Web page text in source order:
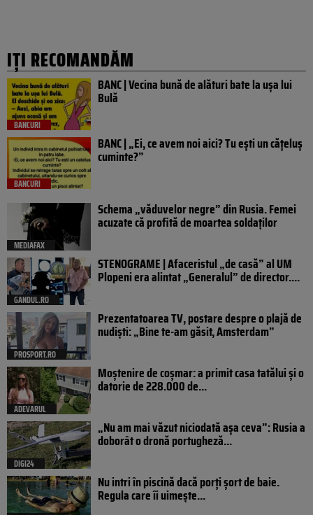
IȚI RECOMANDĂM
BANCURI
BANC | Vecina bună de alături bate la ușa lui
Bulă
BANCURI
BANC | „Ei, ce avem noi aici? Tu ești un cățeluș
cuminte?”
MEDIAFAX
Schema „văduvelor negre” din Rusia. Femei
acuzate că profită de moartea soldaților
GANDUL.RO
STENOGRAME | Afaceristul „de casă” al UM
Plopeni era alintat „Generalul” de director....
PROSPORT.RO
Prezentatoarea TV, postare despre o plajă de
nudiști: „Bine te-am găsit, Amsterdam”
ADEVARUL
Moștenire de coșmar: a primit casa tatălui și o
datorie de 228.000 de...
DIGI24
„Nu am mai văzut niciodată așa ceva”: Rusia a
doborât o dronă portugheză...
Nu intri în piscină dacă porți șort de baie.
Regula care îi uimește...